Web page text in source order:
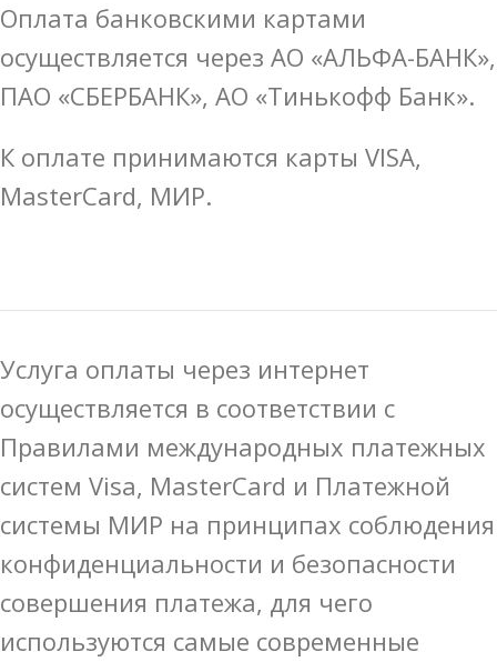
Оплата банковскими картами
осуществляется через АО «АЛЬФА-БАНК»,
ПАО «СБЕРБАНК», АО «Тинькофф Банк».
К оплате принимаются карты VISA,
MasterCard, МИР.
Услуга оплаты через интернет
осуществляется в соответствии с
Правилами международных платежных
систем Visa, MasterCard и Платежной
системы МИР на принципах соблюдения
конфиденциальности и безопасности
совершения платежа, для чего
используются самые современные